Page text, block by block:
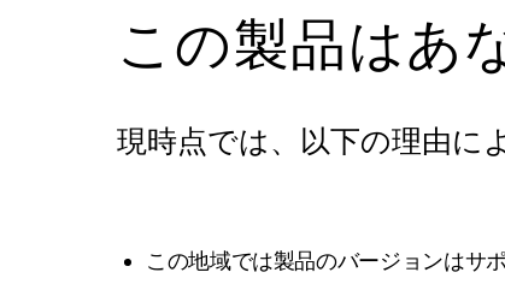
この製品はあ
現時点では、以下の理由に
この地域では製品のバージョンはサ